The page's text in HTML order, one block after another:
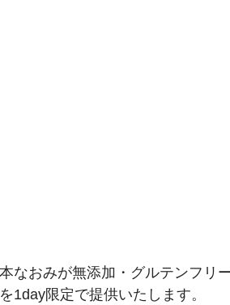
なおみが無添加・グルテンフリ
1day限定で提供いたします。